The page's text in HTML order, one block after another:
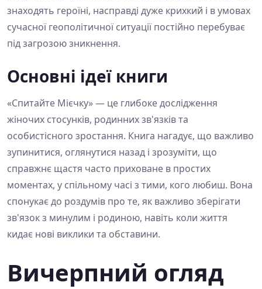
знаходять героїні, насправді дуже крихкий і в умовах
сучасної геополітичної ситуації постійно перебуває
під загрозою зникнення.
Основні ідеї книги
«Спитайте Мієчку» — це глибоке дослідження
жіночих стосунків, родинних зв'язків та
особистісного зростання. Книга нагадує, що важливо
зупинитися, оглянутися назад і зрозуміти, що
справжнє щастя часто приховане в простих
моментах, у спільному часі з тими, кого любиш. Вона
спонукає до роздумів про те, як важливо зберігати
зв'язок з минулим і родиною, навіть коли життя
кидає нові виклики та обставини.
Вичерпний огляд